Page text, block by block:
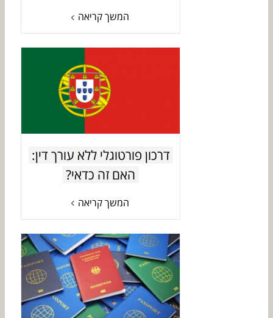
המשך קריאה
דרכון פורטוגלי ללא עורך דין:
האם זה כדאי?
המשך קריאה